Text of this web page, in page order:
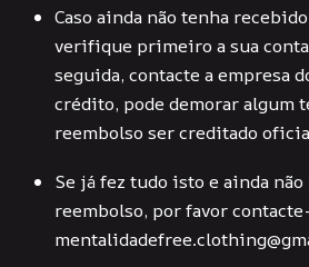
Caso ainda não tenha
verifique primeiro a sua
seguida, contacte a empresa
crédito, pode demorar algum
reembolso ser creditado
Se já fez tudo isto e ainda
reembolso, por favor